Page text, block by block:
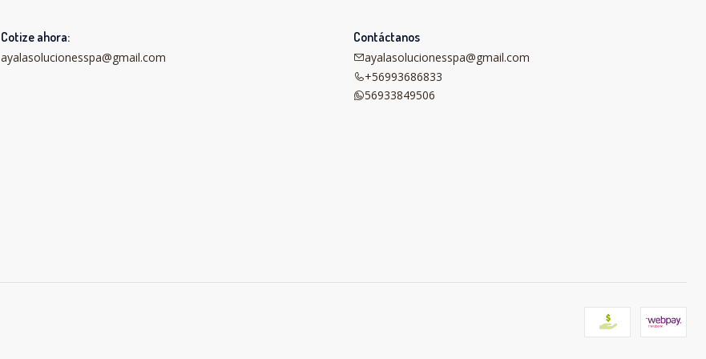
Cotize ahora:
ayalasolucionesspa@gmail.com
Contáctanos
ayalasolucionesspa@gmail.com
+56993686833
56933849506